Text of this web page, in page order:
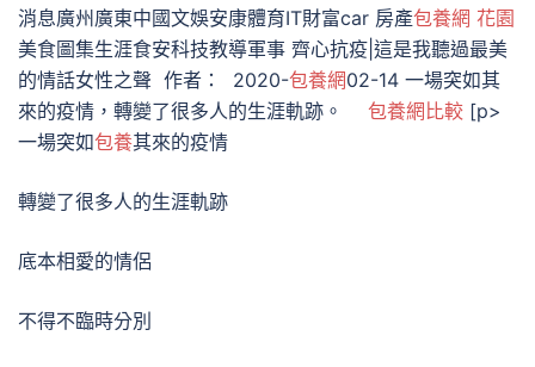
消息廣州廣東中國文娛安康體育IT財富car 房產包養網 花園
美食圖集生涯食安科技教導軍事 齊心抗疫|這是我聽過最美
的情話女性之聲 作者： 2020-包養網02-14 一場突如其
來的疫情，轉變了很多人的生涯軌跡。 包養網比較 [p>
一場突如包養其來的疫情
轉變了很多人的生涯軌跡
底本相愛的情侶
不得不臨時分別